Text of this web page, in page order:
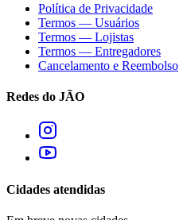
Política de Privacidade
Termos — Usuários
Termos — Lojistas
Termos — Entregadores
Cancelamento e Reembolso
Redes do JÃO
Cidades atendidas